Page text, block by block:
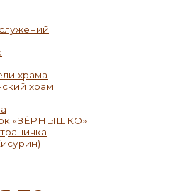
храма
храм
«ЗЁРНЫШКО»